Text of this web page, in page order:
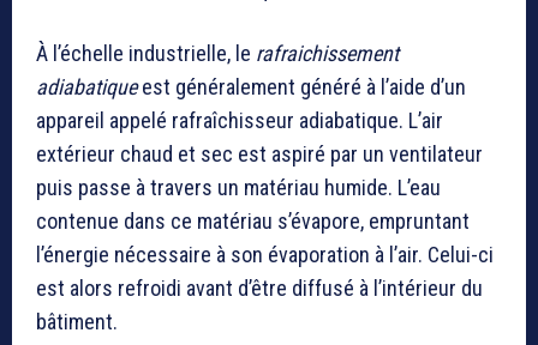
À l’échelle industrielle, le rafraichissement
adiabatiqueest généralement généré à l’aide d’un
appareil appelé rafraîchisseur adiabatique. L’air
extérieur chaud et sec est aspiré par un ventilateur
puis passe à travers un matériau humide. L’eau
contenue dans ce matériau s’évapore, empruntant
l’énergie nécessaire à son évaporation à l’air. Celui-ci
est alors refroidi avant d’être diffusé à l’intérieur du
bâtiment.